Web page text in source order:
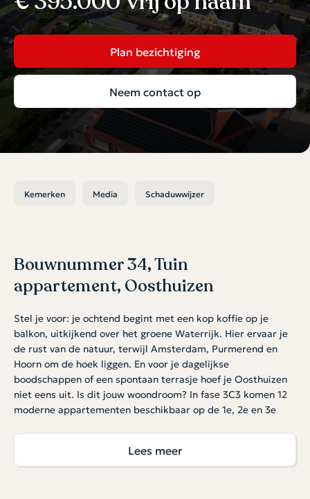
Plan bezichtiging
Neem contact op
Kemerken Media Schaduwwijzer
Bouwnummer 34, Tuin
appartement, Oosthuizen
Stel je voor: je ochtend begint met een kop koffie op je
balkon, uitkijkend over het groene Waterrijk. Hier ervaar je
de rust van de natuur, terwijl Amsterdam, Purmerend en
Hoorn om de hoek liggen. En voor je dagelijkse
boodschappen of een spontaan terrasje hoef je Oosthuizen
niet eens uit. Is dit jouw woondroom? In fase 3C3 komen 12
moderne appartementen beschikbaar op de 1e, 2e en 3e
slaapkamers en natuurlijk dat fijne buitenplekje, zijn deze
appartementen ideaal voor wie houdt van comfort en een
slimme indeling. Zie jij jezelf hier al wonen?
Lees meer